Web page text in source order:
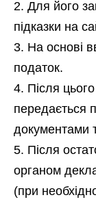
Для його
підказки на
На основі
податок.
Після
передається
документами
Після
органом
(при